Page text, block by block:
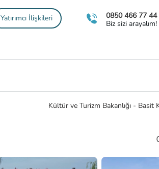
Yatırımcı İlişkileri
0850 466 77 44
Biz sizi arayalım!
Kültür ve Turizm Bakanlığı - Basit